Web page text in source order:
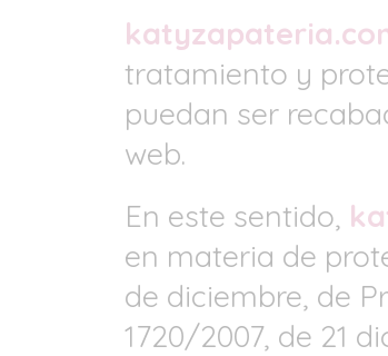
tratamiento y
puedan ser
web.
En este sentido,
en materia de
de diciembre, de
1720/2007, de 21